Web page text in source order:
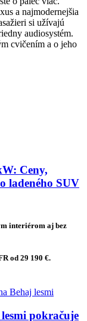
a najmodernejšia
si užívajú
audiosystém.
cvičením a o jeho
Ceny,
ladeného SUV
interiérom aj bez
od 29 190 €.
pokračuje